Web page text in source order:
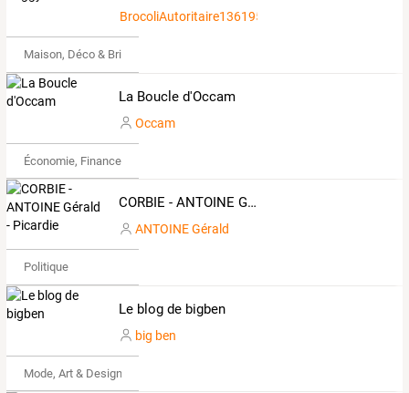
BrocoliAutoritaire1361954
Maison, Déco & Bricolage
La Boucle d'Occam
Occam
Économie, Finance & Droit
CORBIE - ANTOINE Gérald - Picardie
ANTOINE Gérald
Politique
Le blog de bigben
big ben
Mode, Art & Design